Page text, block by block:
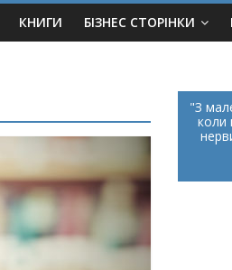
КНИГИ БІЗНЕС СТОРІНКИ
З
коли